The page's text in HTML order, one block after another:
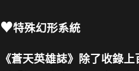
♥特殊幻形系統
《蒼天英雄誌》除了收錄